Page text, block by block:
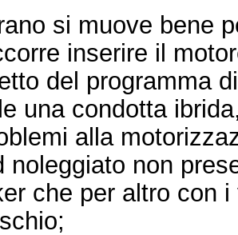
si muove bene
inserire il
del programma
una condotta
alla
noleggiato non
che per altro con